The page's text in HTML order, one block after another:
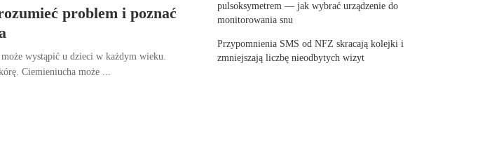
problem i poznać
wystąpić u dzieci w każdym wieku.
Ciemieniucha może ...
pulsoksymetrem — jak wybrać urządzenie do
monitorowania snu
Przypomnienia SMS od NFZ skracają kolejki i
zmniejszają liczbę nieodbytych wizyt